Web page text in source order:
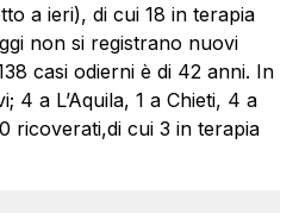
a ieri), di cui 18 in terapia
non si registrano nuovi
casi odierni è di 42 anni. In
4 a L’Aquila, 1 a Chieti, 4 a
ricoverati,di cui 3 in terapia